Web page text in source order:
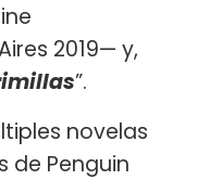
2019— y,
”.
novelas
de Penguin